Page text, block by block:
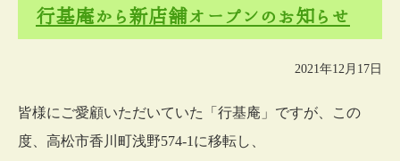
行基庵から新店舗オープンのお知らせ
2021年12月17日
皆様にご愛顧いただいていた「行基庵」ですが、この
度、高松市香川町浅野574-1に移転し、